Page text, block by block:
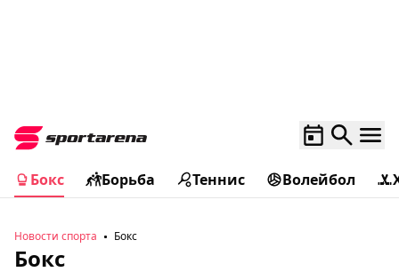
Бокс Борьба Теннис Волейбол
Новости спорта Бокс
Бокс